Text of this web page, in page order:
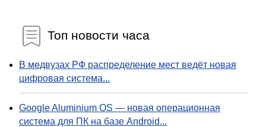
Топ новости часа
В медвузах РФ распределение мест ведёт новая
цифровая система...
Google Aluminium OS — новая операционная
система для ПК на базе Android...